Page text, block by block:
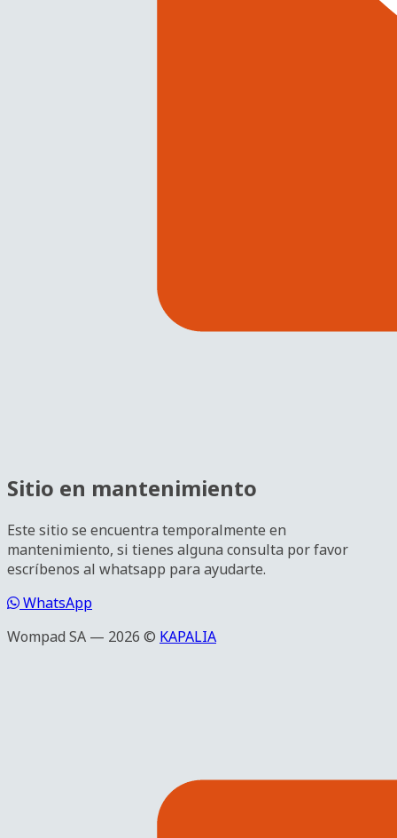
Sitio en mantenimiento
Este sitio se encuentra temporalmente en
mantenimiento, si tienes alguna consulta por favor
escríbenos al whatsapp para ayudarte.
WhatsApp
Wompad SA — 2026 © KAPALIA